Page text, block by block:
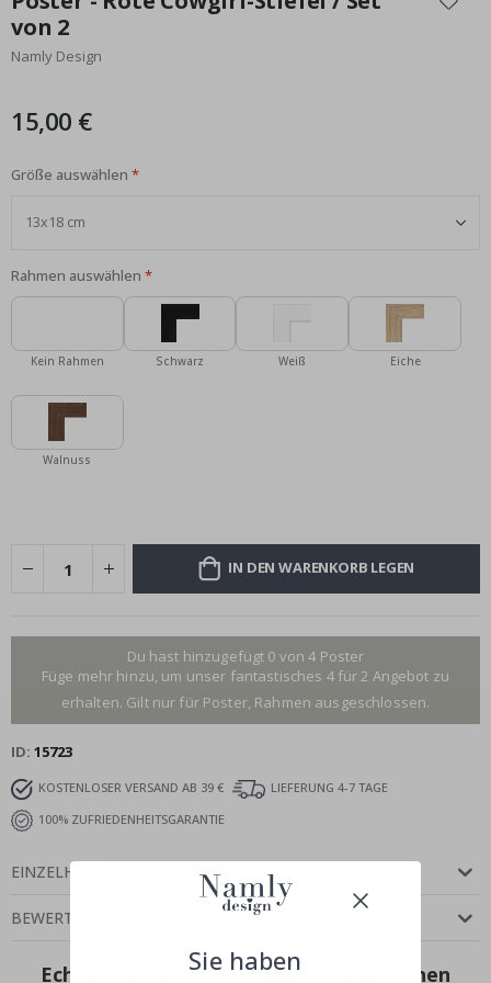
der
Bildgalerie
springen
von 2
Namly Design
15,00 €
Größe auswählen
Rahmen auswählen
Kein Rahmen Schwarz Weiß Eiche
Walnuss
IN DEN WARENKORB LEGEN
Du hast hinzugefügt 0 von 4 Poster
Füge mehr hinzu, um unser fantastisches 4 für 2 Angebot zu
erhalten. Gilt nur für Poster, Rahmen ausgeschlossen.
ID 15723
KOSTENLOSER VERSAND AB 39 €
LIEFERUNG 4-7 TAGE
100% ZUFRIEDENHEITSGARANTIE
EINZELHEITEN
BEWERTUNGEN
Echte Inspiration von unseren glücklichen
Sie haben